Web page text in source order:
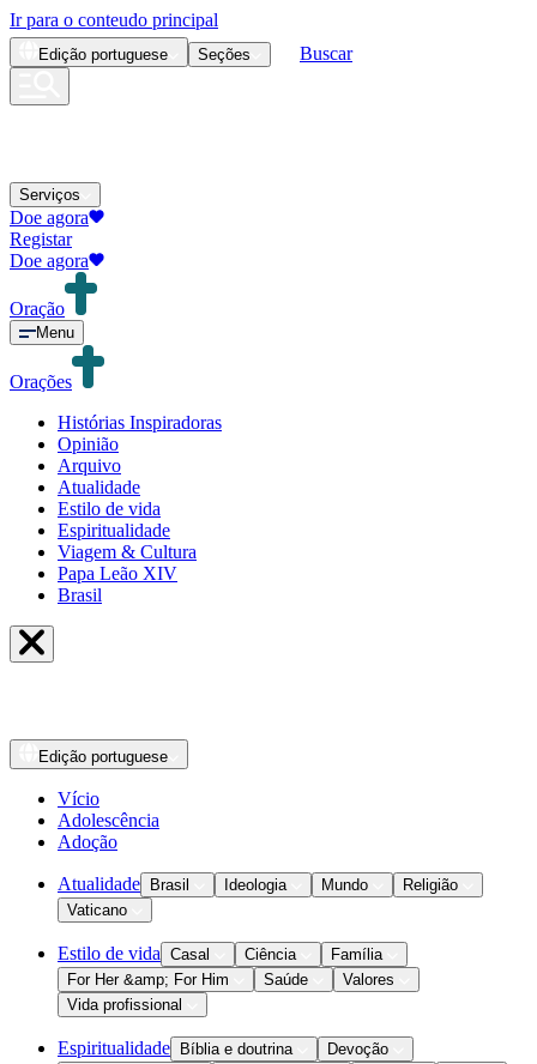
Ir para o conteudo principal
Edição portuguese Seções Buscar
Serviços
Doe agora
Registar
Doe agora
Oração
Menu
Orações
Histórias Inspiradoras
Opinião
Arquivo
Atualidade
Estilo de vida
Espiritualidade
Viagem & Cultura
Papa Leão XIV
Brasil
Edição portuguese
Vício
Adolescência
Adoção
Atualidade Brasil Ideologia Mundo
Religião
Vaticano
Estilo de vida Casal Ciência
Família
For Her &amp; For Him
Saúde
Valores
Vida profissional
Espiritualidade Bíblia e doutrina
Devoção